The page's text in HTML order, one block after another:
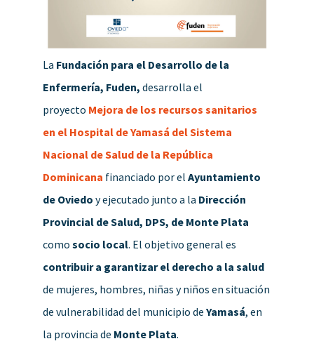
La Fundación para el Desarrollo de la
Enfermería, Fuden, desarrolla el
proyecto Mejora de los recursos sanitarios
en el Hospital de Yamasá del Sistema
Nacional de Salud de la República
Dominicana financiado por el Ayuntamiento
de Oviedo y ejecutado junto a la Dirección
Provincial de Salud, DPS, de Monte Plata
como socio local. El objetivo general es
contribuir a garantizar el derecho a la salud
de mujeres, hombres, niñas y niños en situación
de vulnerabilidad del municipio de Yamasá, en
la provincia de Monte Plata.